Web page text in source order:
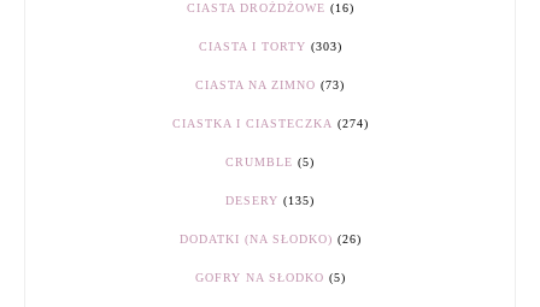
CIASTA DROŻDŻOWE (16)
CIASTA I TORTY (303)
CIASTA NA ZIMNO (73)
CIASTKA I CIASTECZKA (274)
CRUMBLE (5)
DESERY (135)
DODATKI (NA SŁODKO) (26)
GOFRY NA SŁODKO (5)